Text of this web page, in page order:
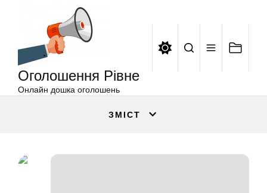
Оголошення Рівне
Онлайн дошка оголошень
ЗМІСТ